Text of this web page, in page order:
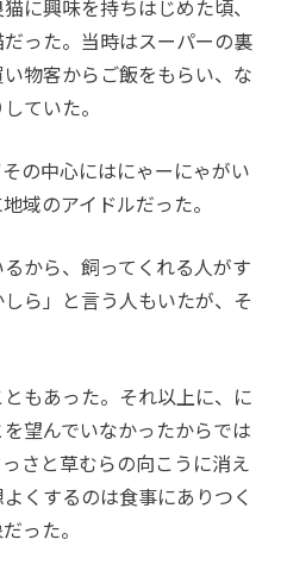
に興味を持ちはじめた頃、
った。当時はスーパーの裏
物客からご飯をもらい、な
ていた。
の中心にはにゃーにゃがい
域のアイドルだった。
から、飼ってくれる人がす
ら」と言う人もいたが、そ
もあった。それ以上に、に
望んでいなかったからでは
さと草むらの向こうに消え
くするのは食事にありつく
った。